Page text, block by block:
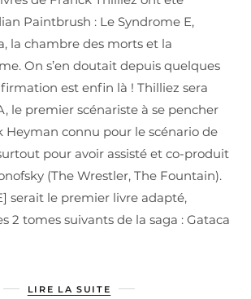
Paintbrush : Le Syndrome E,
la chambre des morts et la
On s’en doutait depuis quelques
est enfin là ! Thilliez sera
le premier scénariste à se pencher
Heyman connu pour le scénario de
pour avoir assisté et co-produit
(The Wrestler, The Fountain).
serait le premier livre adapté,
2 tomes suivants de la saga : Gataca
LIRE LA SUITE